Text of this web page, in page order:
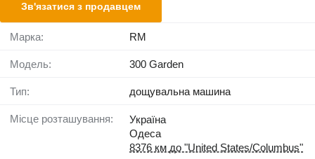
Зв'язатися з продавцем
Марка: RM
Модель: 300 Garden
Тип: дощувальна машина
Місце розташування:
Україна
Одеса
8376 км до "United States/Columbus"